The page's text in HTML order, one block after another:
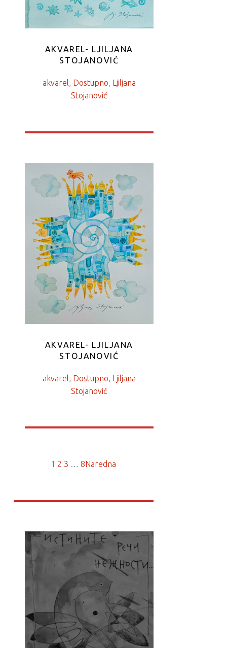
AKVAREL- LJILJANA
STOJANOVIĆ
akvarel, Dostupno, Ljiljana
Stojanović
AKVAREL- LJILJANA
STOJANOVIĆ
akvarel Dostupno Ljiljana
Stojanović
1 2 3 … 8 Naredna